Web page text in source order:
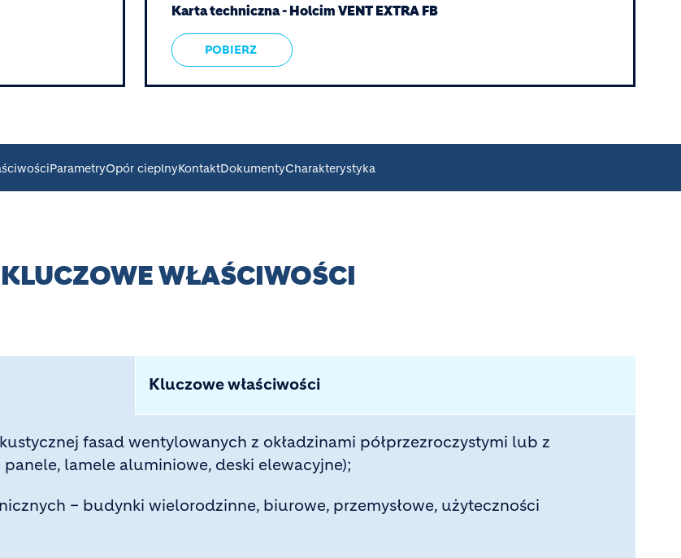
Karta techniczna - Holcim VENT EXTRA FB
POBIERZ
ParametryOpór cieplnyKontaktDokumentyCharakterystyka
WŁAŚCIWOŚCI
Kluczowe właściwości
fasad wentylowanych z okładzinami półprzezroczystymi lub z
lamele aluminiowe, deski elewacyjne);
– budynki wielorodzinne, biurowe, przemysłowe, użyteczności